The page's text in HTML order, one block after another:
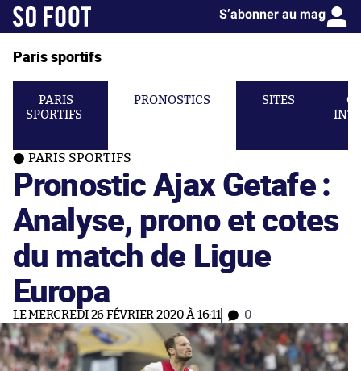
S’abonner au mag
Paris sportifs
PARIS
SPORTIFS
PRONOSTICS SITES
PARIS SPORTIFS
Pronostic Ajax Getafe :
Analyse, prono et cotes
du match de Ligue
Europa
LE MERCREDI 26 FÉVRIER 2020 À 16:11 0